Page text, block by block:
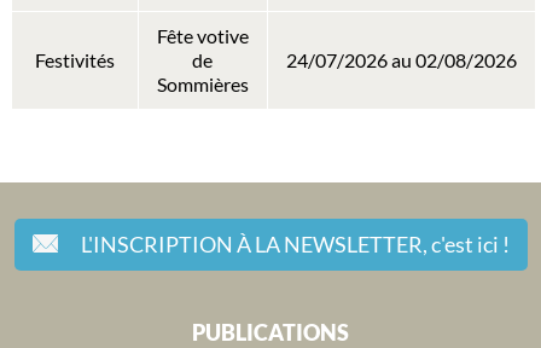
Festivités
Fête votive
de
Sommières
24/07/2026 au 02/08/2026
L'INSCRIPTION À LA NEWSLETTER,c'est ici !
PUBLICATIONS